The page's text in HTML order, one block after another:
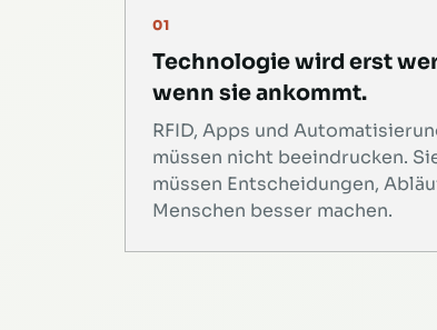
01
Technologie wird erst
wenn sie ankommt.
RFID, Apps und
müssen nicht beeindrucken.
müssen Entscheidungen,
Menschen besser machen.